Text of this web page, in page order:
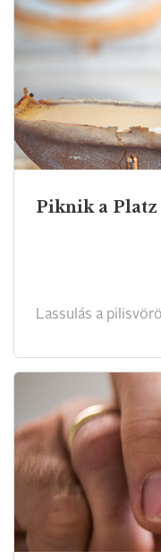
Piknik a Platz
Lassulás a